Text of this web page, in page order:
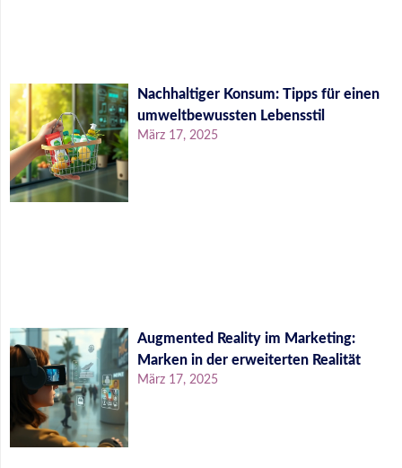
Nachhaltiger Konsum: Tipps für einen
umweltbewussten Lebensstil
März 17, 2025
Augmented Reality im Marketing:
Marken in der erweiterten Realität
März 17, 2025